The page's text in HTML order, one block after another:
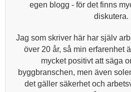
egen blogg - för det finns
diskutera.
Jag som skriver här har själv
över 20 år, så min erfarenhet
mycket positivt att säga
byggbranschen, men även
det gäller säkerhet och